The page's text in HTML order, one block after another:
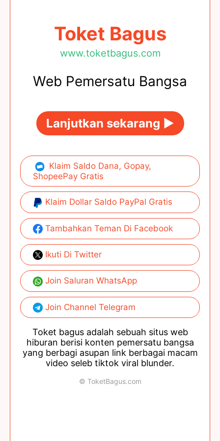
Toket Bagus
www.toketbagus.com
Web Pemersatu Bangsa
Lanjutkan sekarang ►
Klaim Saldo Dana, Gopay,
ShopeePay Gratis
Klaim Dollar Saldo PayPal Gratis
Tambahkan Teman Di Facebook
Ikuti Di Twitter
Join Saluran WhatsApp
Join Channel Telegram
Toket bagus adalah sebuah situs web
hiburan berisi konten pemersatu bangsa
yang berbagi asupan link berbagai macam
video seleb tiktok viral blunder.
© ToketBagus.com